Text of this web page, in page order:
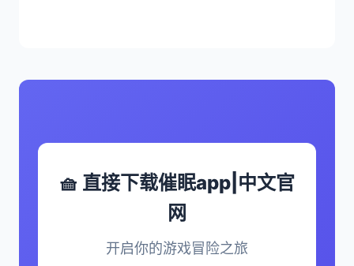
🧺 直接下载催眠app|中文官
网
开启你的游戏冒险之旅